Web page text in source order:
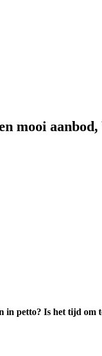
mooi
in petto? Is het tijd om